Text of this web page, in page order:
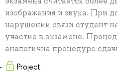
изображения и звука. При
нарушении связи студент
участие в экзамене.
аналогична процедуре
Project